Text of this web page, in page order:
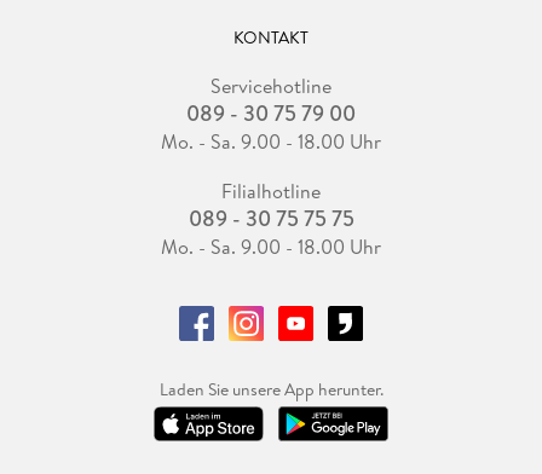
KONTAKT
Servicehotline
089 - 30 75 79 00
Mo. - Sa. 9.00 - 18.00 Uhr
Filialhotline
089 - 30 75 75 75
Mo. - Sa. 9.00 - 18.00 Uhr
Laden Sie unsere App herunter.